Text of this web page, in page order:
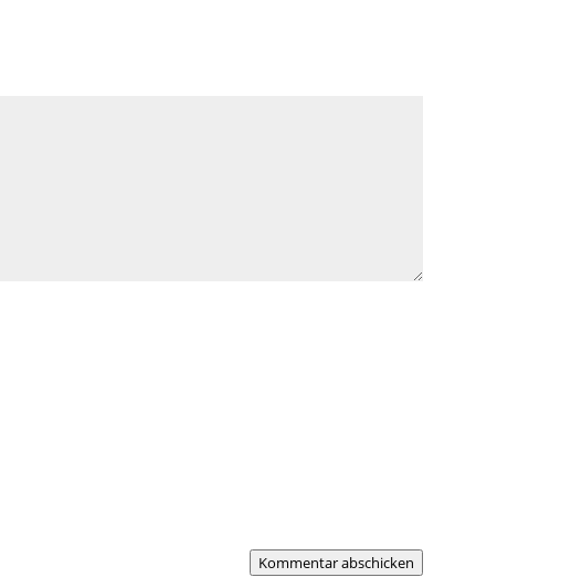
Kommentar abschicken